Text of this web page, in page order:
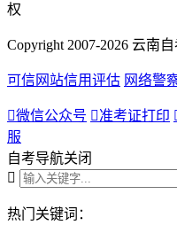
权
Copyright 2007-2026 云南
可信网站信用评估 网络警
微信公众号 准考证打印
服
自考导航关闭

热门关键词：